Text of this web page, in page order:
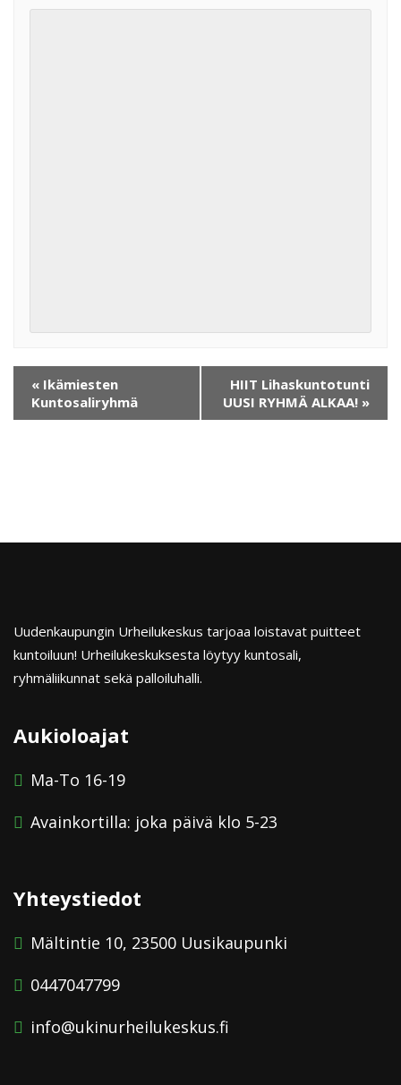
« Ikämiesten
Kuntosaliryhmä
HIIT Lihaskuntotunti
UUSI RYHMÄ ALKAA! »
Uudenkaupungin Urheilukeskus tarjoaa loistavat puitteet
kuntoiluun! Urheilukeskuksesta löytyy kuntosali,
ryhmäliikunnat sekä palloiluhalli.
Aukioloajat
Ma-To 16-19
Avainkortilla: joka päivä klo 5-23
Yhteystiedot
Mältintie 10, 23500 Uusikaupunki
0447047799
info@ukinurheilukeskus.fi